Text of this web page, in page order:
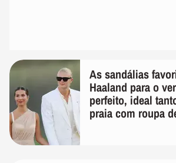
As sandálias
Haaland para o
perfeito, ideal
praia com roupa